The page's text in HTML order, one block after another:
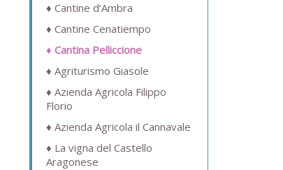
Cantine d’Ambra
Cantine Cenatiempo
Cantina Pelliccione
Agriturismo Giasole
Azienda Agricola Filippo
Florio
Azienda Agricola il Cannavale
La vigna del Castello
Aragonese